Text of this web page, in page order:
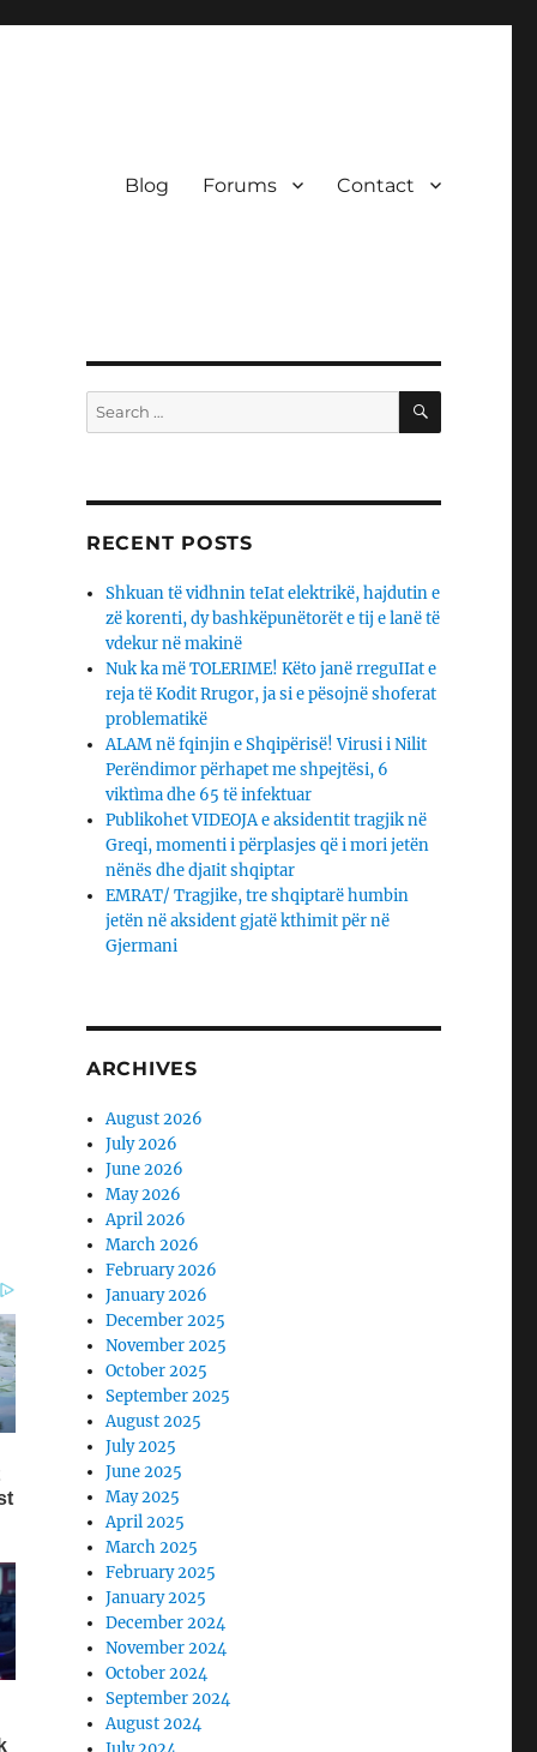
Blog Forums Contact
Search
for:
SEARCH
RECENT POSTS
Shkuan të vidhnin teIat elektrikë, hajdutin e
zë korenti, dy bashkëpunëtorët e tij e lanë të
vdekur në makinë
Nuk ka më TOLERIME! Këto janë rreguIIat e
reja të Kodit Rrugor, ja si e pësojnë shoferat
problematikë
ALAM në fqinjin e Shqipërisë! Virusi i Nilit
Perëndimor përhapet me shpejtësi, 6
viktìma dhe 65 të infektuar
Publikohet VIDEOJA e aksidentit tragjik në
Greqi, momenti i përplasjes që i mori jetën
nënës dhe djaΙit shqiptar
EMRAT/ Tragjike, tre shqiptarë humbin
jetën në aksident gjatë kthimit për në
Gjermani
ARCHIVES
August 2026
July 2026
June 2026
May 2026
April 2026
March 2026
February 2026
January 2026
December 2025
November 2025
October 2025
September 2025
August 2025
July 2025
June 2025
May 2025
April 2025
March 2025
February 2025
January 2025
December 2024
November 2024
October 2024
September 2024
August 2024